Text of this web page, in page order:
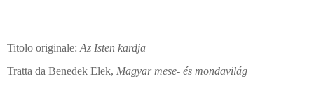
Titolo originale: Az Isten kardja
Tratta da Benedek Elek, Magyar mese- és mondavilág